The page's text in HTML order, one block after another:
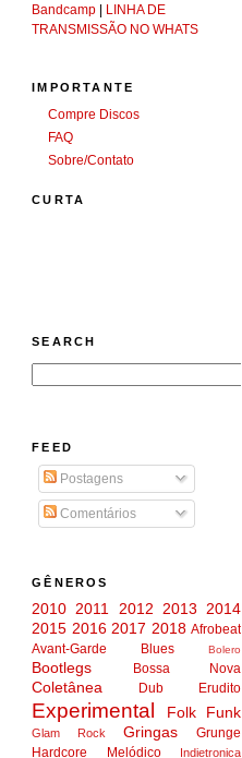
Bandcamp | LINHA DE
TRANSMISSÃO NO WHATS
IMPORTANTE
Compre Discos
FAQ
Sobre/Contato
CURTA
SEARCH
FEED
Postagens
Comentários
GÊNEROS
2010 2011 2012 2013 2014
2015 2016 2017 2018 Afrobeat
Avant-Garde
Blues Bolero
Bootlegs Bossa Nova
Coletânea Dub Erudito
Experimental Folk Funk
Glam Rock Gringas
Grunge
Hardcore Melódico
Indietronica